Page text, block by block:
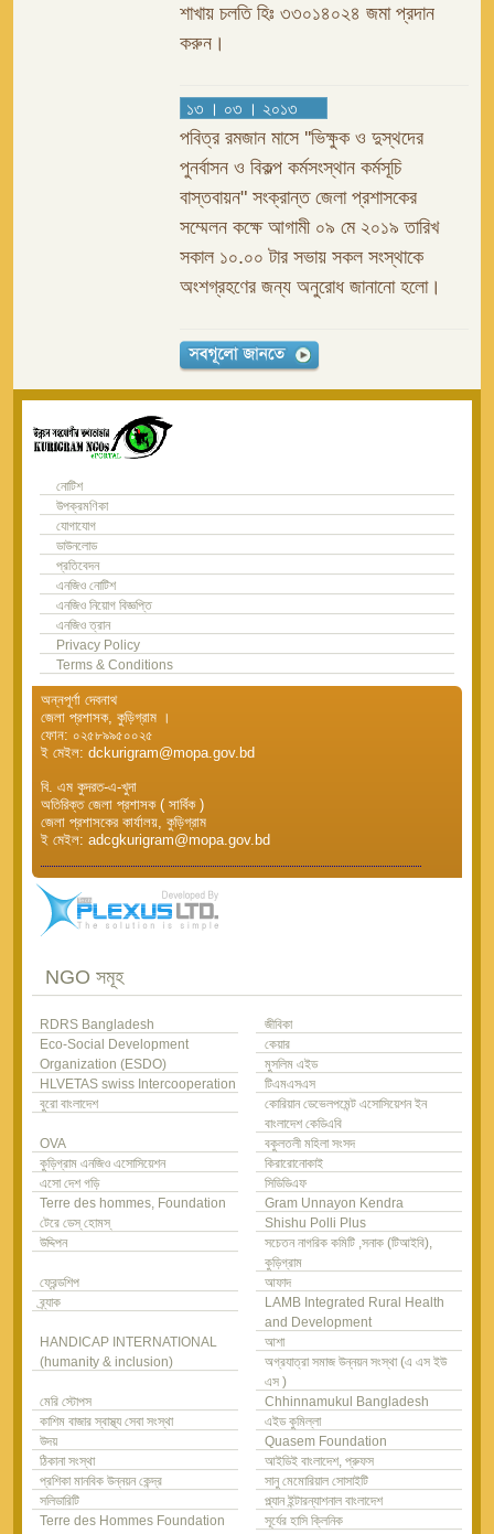
শাখায় চলতি হিঃ ৩৩০১৪০২৪ জমা প্রদান
করুন।
১৩ । ০৩ । ২০১৩
পবিত্র রমজান মাসে ''ভিক্ষুক ও দুস্থদের
পুনর্বাসন ও বিকল্প কর্মসংস্থান কর্মসূচি
বাস্তবায়ন" সংক্রান্ত জেলা প্রশাসকের
সম্মেলন কক্ষে আগামী ০৯ মে ২০১৯ তারিখ
সকাল ১০.০০ টার সভায় সকল সংস্থাকে
অংশগ্রহণের জন্য অনুরোধ জানানো হলো।
নোটিশ
উপক্রমণিকা
যোগাযোগ
ডাউনলোড
প্রতিবেদন
এনজিও নোটিশ
এনজিও নিয়োগ বিজ্ঞপ্তি
এনজিও ত্রান
Privacy Policy
Terms & Conditions
অন্নপূর্ণা দেবনাথ
জেলা প্রশাসক, কুড়িগ্রাম ।
ফোন: ০২৫৮৯৯৫০০২৫
ই মেইল: dckurigram@mopa.gov.bd
বি. এম কুদরত-এ-খুদা
অতিরিক্ত জেলা প্রশাসক ( সার্বিক )
জেলা প্রশাসকের কার্যালয়, কুড়িগ্রাম
ই মেইল: adcgkurigram@mopa.gov.bd
NGO সমূহ
RDRS Bangladesh
জীবিকা
Eco-Social Development
Organization (ESDO)
কেয়ার
মুসলিম এইড
HLVETAS swiss Intercooperation
টিএমএসএস
বুরো বাংলাদেশ
কোরিয়ান ডেভেলপমেন্ট এসোসিয়েশন ইন
বাংলাদেশ কেডিএবি
OVA
বকুলতলী মহিলা সংসদ
কুড়িগ্রাম এনজিও এসোসিয়েশন
কিরারোনোকাই
এসো দেশ গড়ি
সিডিডিএফ
Terre des hommes, Foundation
টেরে ডেস্ হোমস্
Gram Unnayon Kendra
Shishu Polli Plus
উদ্দিপন
সচেতন নাগরিক কমিটি ,সনাক (টিআইবি),
কুড়িগ্রাম
ফ্রেন্ডশিপ
আফাদ
ব্র্যাক
LAMB Integrated Rural Health
and Development
HANDICAP INTERNATIONAL
(humanity & inclusion)
আশা
অগ্রযাত্রা সমাজ উন্নয়ন সংস্থা (এ এস ইউ
এস )
মেরি স্টোপস
Chhinnamukul Bangladesh
কাশিম বাজার স্বাস্থ্য সেবা সংস্থা
এইড কুমিল্লা
উদয়
Quasem Foundation
ঠিকানা সংস্থা
আইডিই বাংলাদেশ, প্রুফস
প্রশিকা মানবিক উন্নয়ন কেন্দ্র
সানু মেমোরিয়াল সোসাইটি
সলিডারিটি
প্ল্যান ইন্টারন্যাশনাল বাংলাদেশ
Terre des Hommes Foundation
সূর্যের হাসি ক্লিনিক